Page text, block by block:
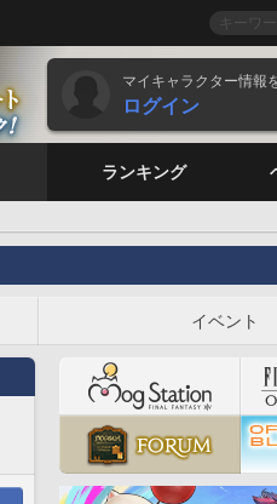
マイキャラクター情報
ログイン
ランキング
イベント